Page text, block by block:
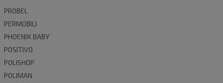
PROBEL
PERMOBILI
PHOENIX BABY
POSITIVO
POLISHOP
POLIMAN